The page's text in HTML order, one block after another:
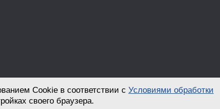
в студии «СТРОИМ САЙТ!»
Cookie в соответствии с Условиями обработки
своего браузера.